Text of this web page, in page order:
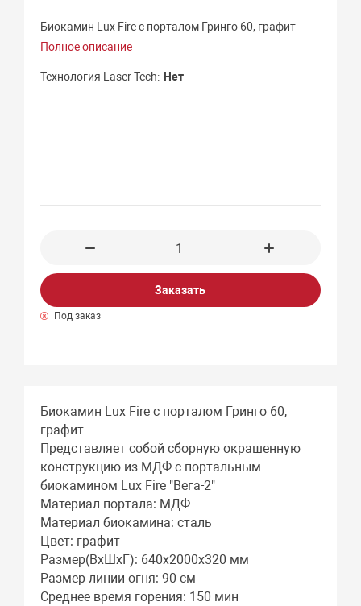
Биокамин Lux Fire с порталом Гринго 60, графит
Полное описание
Технология Laser Tech Нет
Заказать
Под заказ
Биокамин Lux Fire с порталом Гринго 60,
графит
Представляет собой сборную окрашенную
конструкцию из МДФ c портальным
биокамином Lux Fire "Вега-2"
Материал портала: МДФ
Материал биокамина: сталь
Цвет: графит
Размер(ВхШхГ): 640х2000х320 мм
Размер линии огня: 90 см
Среднее время горения: 150 мин